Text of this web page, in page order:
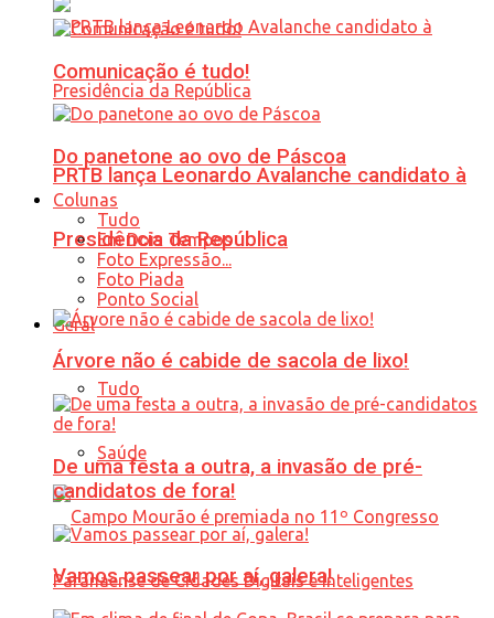
PRTB lança Leonardo Avalanche candidato à
Presidência da República
Geral
Tudo
Saúde
Comunicação é tudo!
Do panetone ao ovo de Páscoa
Colunas
Tudo
Em Dois Tempos
Foto Expressão...
Foto Piada
Ponto Social
Árvore não é cabide de sacola de lixo!
De uma festa a outra, a invasão de pré-
candidatos de fora!
Vamos passear por aí, galera!